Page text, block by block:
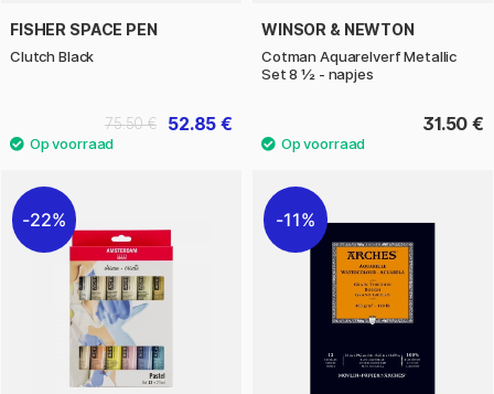
FISHER SPACE PEN
Clutch Black
52.85 €
75.50 €
WINSOR & NEWTON
Cotman Aquarelverf Metallic
Set 8 ½ - napjes
31.50 €
22% 11%